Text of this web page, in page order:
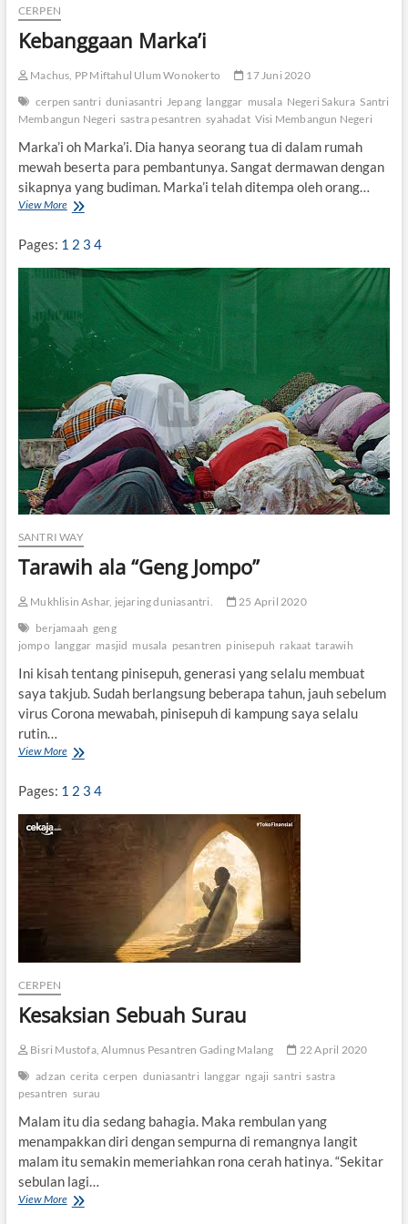
CERPEN
Kebanggaan Marka’i
Machus, PP Miftahul Ulum Wonokerto
17 Juni 2020
cerpen santri duniasantri Jepang langgar musala Negeri Sakura Santri
Membangun Negeri sastra pesantren syahadat Visi Membangun Negeri
Marka’i oh Marka’i. Dia hanya seorang tua di dalam rumah
mewah beserta para pembantunya. Sangat dermawan dengan
sikapnya yang budiman. Marka’i telah ditempa oleh orang…
View MoreK
a
n
a
n
M
r
k
a
’
i
Pages: 1 2 3 4
SANTRI WAY
Tarawih ala “Geng Jompo”
Mukhlisin Ashar, jejaring duniasantri.
25 April 2020
berjamaah geng
jompo langgar masjid musala pesantren pinisepuh rakaat tarawih
Ini kisah tentang pinisepuh, generasi yang selalu membuat
saya takjub. Sudah berlangsung beberapa tahun, jauh sebelum
virus Corona mewabah, pinisepuh di kampung saya selalu
rutin…
View MoreT
a
w
l
n
o
p
”
Pages: 1 2 3 4
CERPEN
Kesaksian Sebuah Surau
Bisri Mustofa, Alumnus Pesantren Gading Malang
22 April 2020
adzan cerita cerpen duniasantri langgar ngaji santri sastra
pesantren surau
Malam itu dia sedang bahagia. Maka rembulan yang
menampakkan diri dengan sempurna di remangnya langit
malam itu semakin memeriahkan rona cerah hatinya. “Sekitar
sebulan lagi…
View MoreK